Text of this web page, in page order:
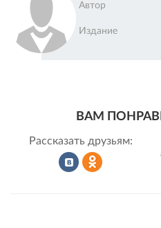
Автор
Издание
ВАМ
Рассказать друзьям: